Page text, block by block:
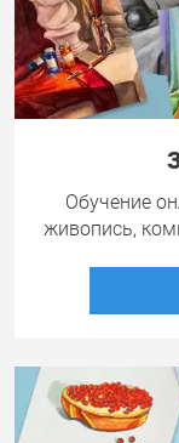
Обучение
живопись,